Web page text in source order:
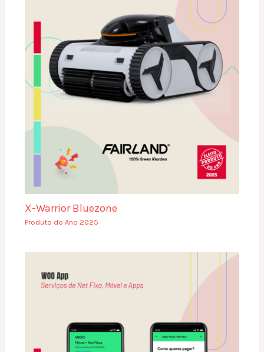
X-Warrior Bluezone
Produto do Ano 2025